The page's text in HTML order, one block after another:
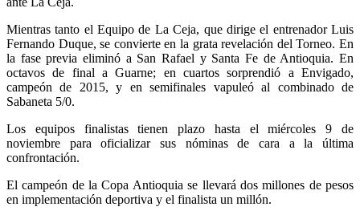
Mientras tanto el Equipo de La Ceja, que dirige el entrenador Luis
Fernando Duque, se convierte en la grata revelación del Torneo. En
la fase previa eliminó a San Rafael y Santa Fe de Antioquia. En
octavos de final a Guarne; en cuartos sorprendió a Envigado,
campeón de 2015, y en semifinales vapuleó al combinado de
Sabaneta 5/0.
Los equipos finalistas tienen plazo hasta el miércoles 9 de
noviembre para oficializar sus nóminas de cara a la última
confrontación.
El campeón de la Copa Antioquia se llevará dos millones de pesos
en implementación deportiva y el finalista un millón.